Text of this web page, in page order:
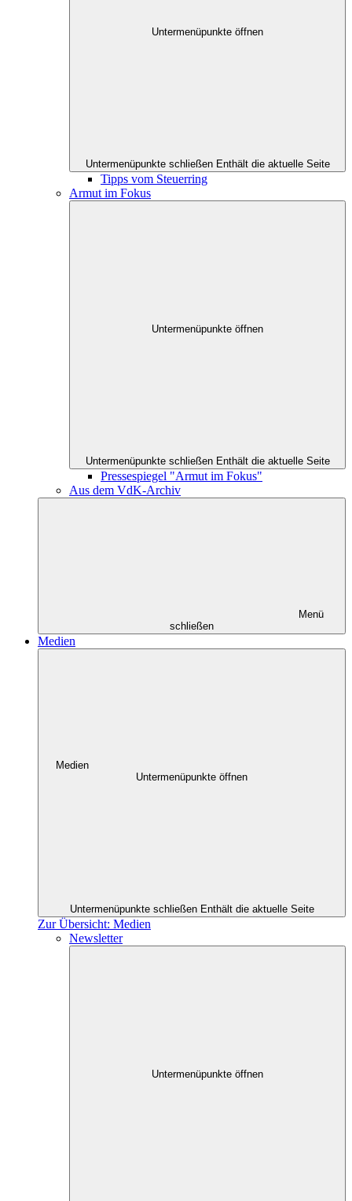
Untermenüpunkte öffnen
Untermenüpunkte schließen Enthält die aktuelle Seite
Tipps vom Steuerring
Armut im Fokus
Untermenüpunkte öffnen
Untermenüpunkte schließen Enthält die aktuelle Seite
Pressespiegel "Armut im Fokus"
Aus dem VdK-Archiv
Menü
schließen
Medien
Medien
Untermenüpunkte öffnen
Untermenüpunkte schließen Enthält die aktuelle Seite
Zur Übersicht: Medien
Newsletter
Untermenüpunkte öffnen